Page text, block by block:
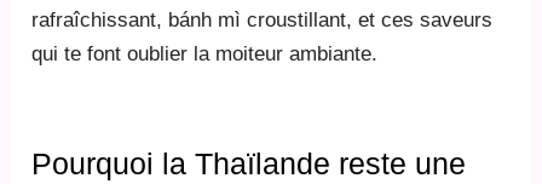
rafraîchissant, bánh mì croustillant, et ces saveurs
qui te font oublier la moiteur ambiante.
Pourquoi la Thaïlande reste une